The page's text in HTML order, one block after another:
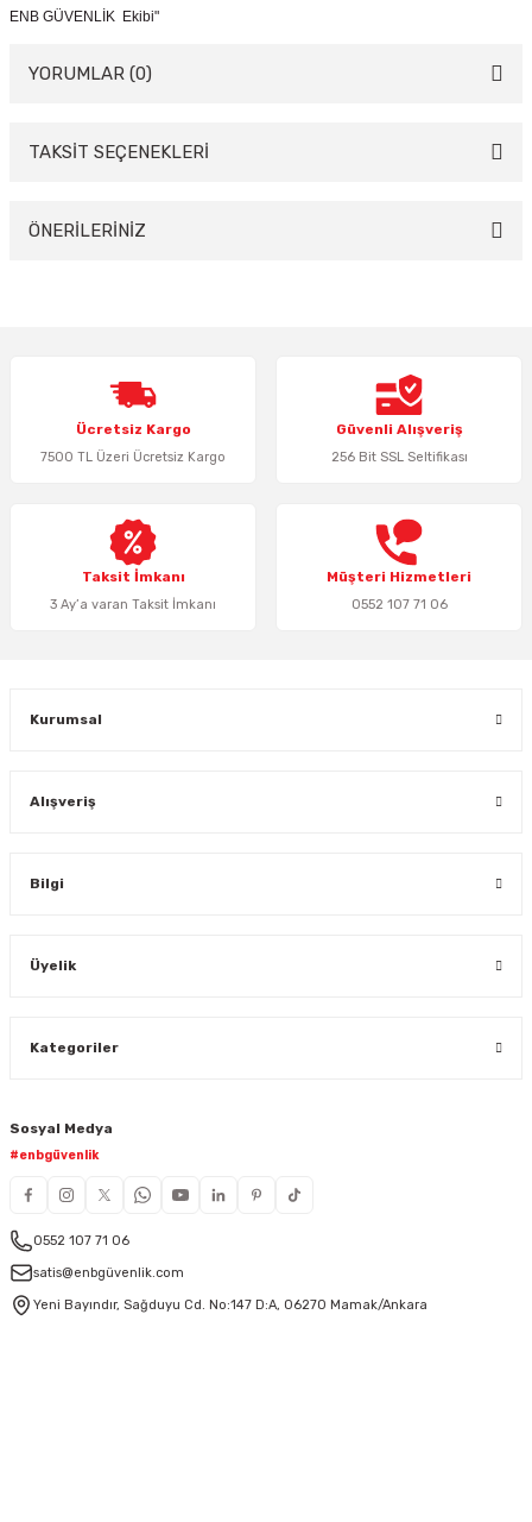
ENB GÜVENLİK Ekibi"
YORUMLAR (0)
Bu ürüne ilk yorumu siz yapın!
TAKSİT SEÇENEKLERİ
ÖNERİLERİNİZ
Ürün resmi kalitesiz, bozuk veya görüntülenemiyor.
Ürün açıklamasında eksik bilgiler bulunuyor.
Ürün bilgilerinde hatalar bulunuyor.
Bu ürüne benzer farklı alternatifler olmalı.
Ücretsiz Kargo
7500 TL Üzeri Ücretsiz Kargo
Güvenli Alışveriş
256 Bit SSL Seltifikası
Taksit İmkanı
3 Ay’a varan Taksit İmkanı
Müşteri Hizmetleri
0552 107 71 06
Kurumsal
Alışveriş
Bilgi
Üyelik
Kategoriler
Sosyal Medya
#enbgüvenlik
0552 107 71 06
satis@enbgüvenlik.com
Yeni Bayındır, Sağduyu Cd. No:147 D:A, 06270 Mamak/Ankara